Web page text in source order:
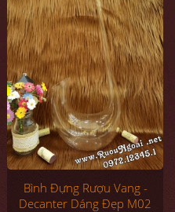
Bình Đựng Rượu Vang -
Decanter Dáng Đẹp M02